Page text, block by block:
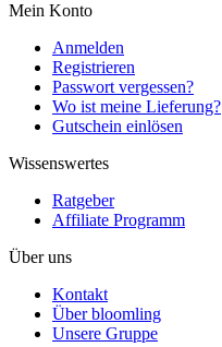
Mein Konto
Anmelden
Registrieren
Passwort vergessen?
Wo ist meine Lieferung?
Gutschein einlösen
Wissenswertes
Ratgeber
Affiliate Programm
Über uns
Kontakt
Über bloomling
Unsere Gruppe